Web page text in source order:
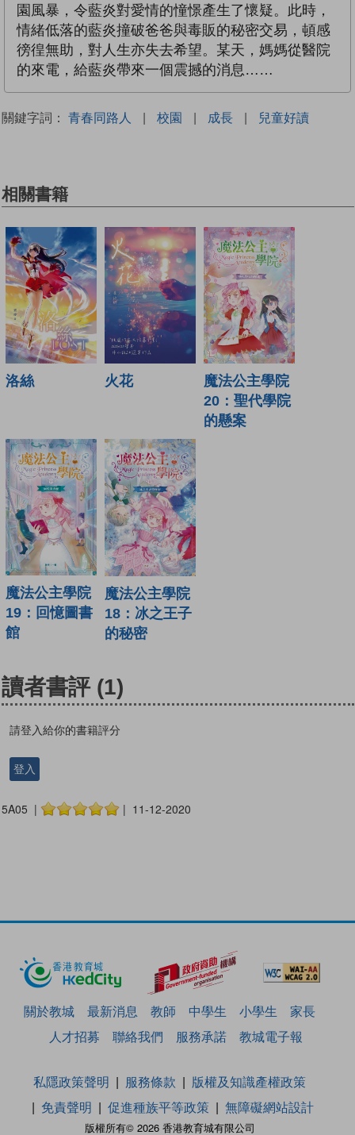
園風暴，令藍炎對愛情的憧憬產生了懷疑。此時，
情緒低落的藍炎撞破爸爸與毒販的秘密交易，頓感
徬徨無助，對人生亦失去希望。某天，媽媽從醫院
的來電，給藍炎帶來一個震撼的消息……
關鍵字詞： 青春同路人 | 校園 | 成長 | 兒童好讀
相關書籍
洛絲 火花
魔法公主學院
20：聖代學院
的懸案
魔法公主學院
19：回憶圖書
館
魔法公主學院
18：冰之王子
的秘密
讀者書評 (1)
請登入給你的書籍評分
登入
5A05 | | 11-12-2020
關於教城 最新消息 教師 中學生 小學生
家長
人才招募
聯絡我們 服務承諾 教城電子報
版權所有© 2026 香港教育城有限公司
私隱政策聲明 服務條款
版權及知識產權政策
免責聲明
促進種族平等政策 無障礙網站設計